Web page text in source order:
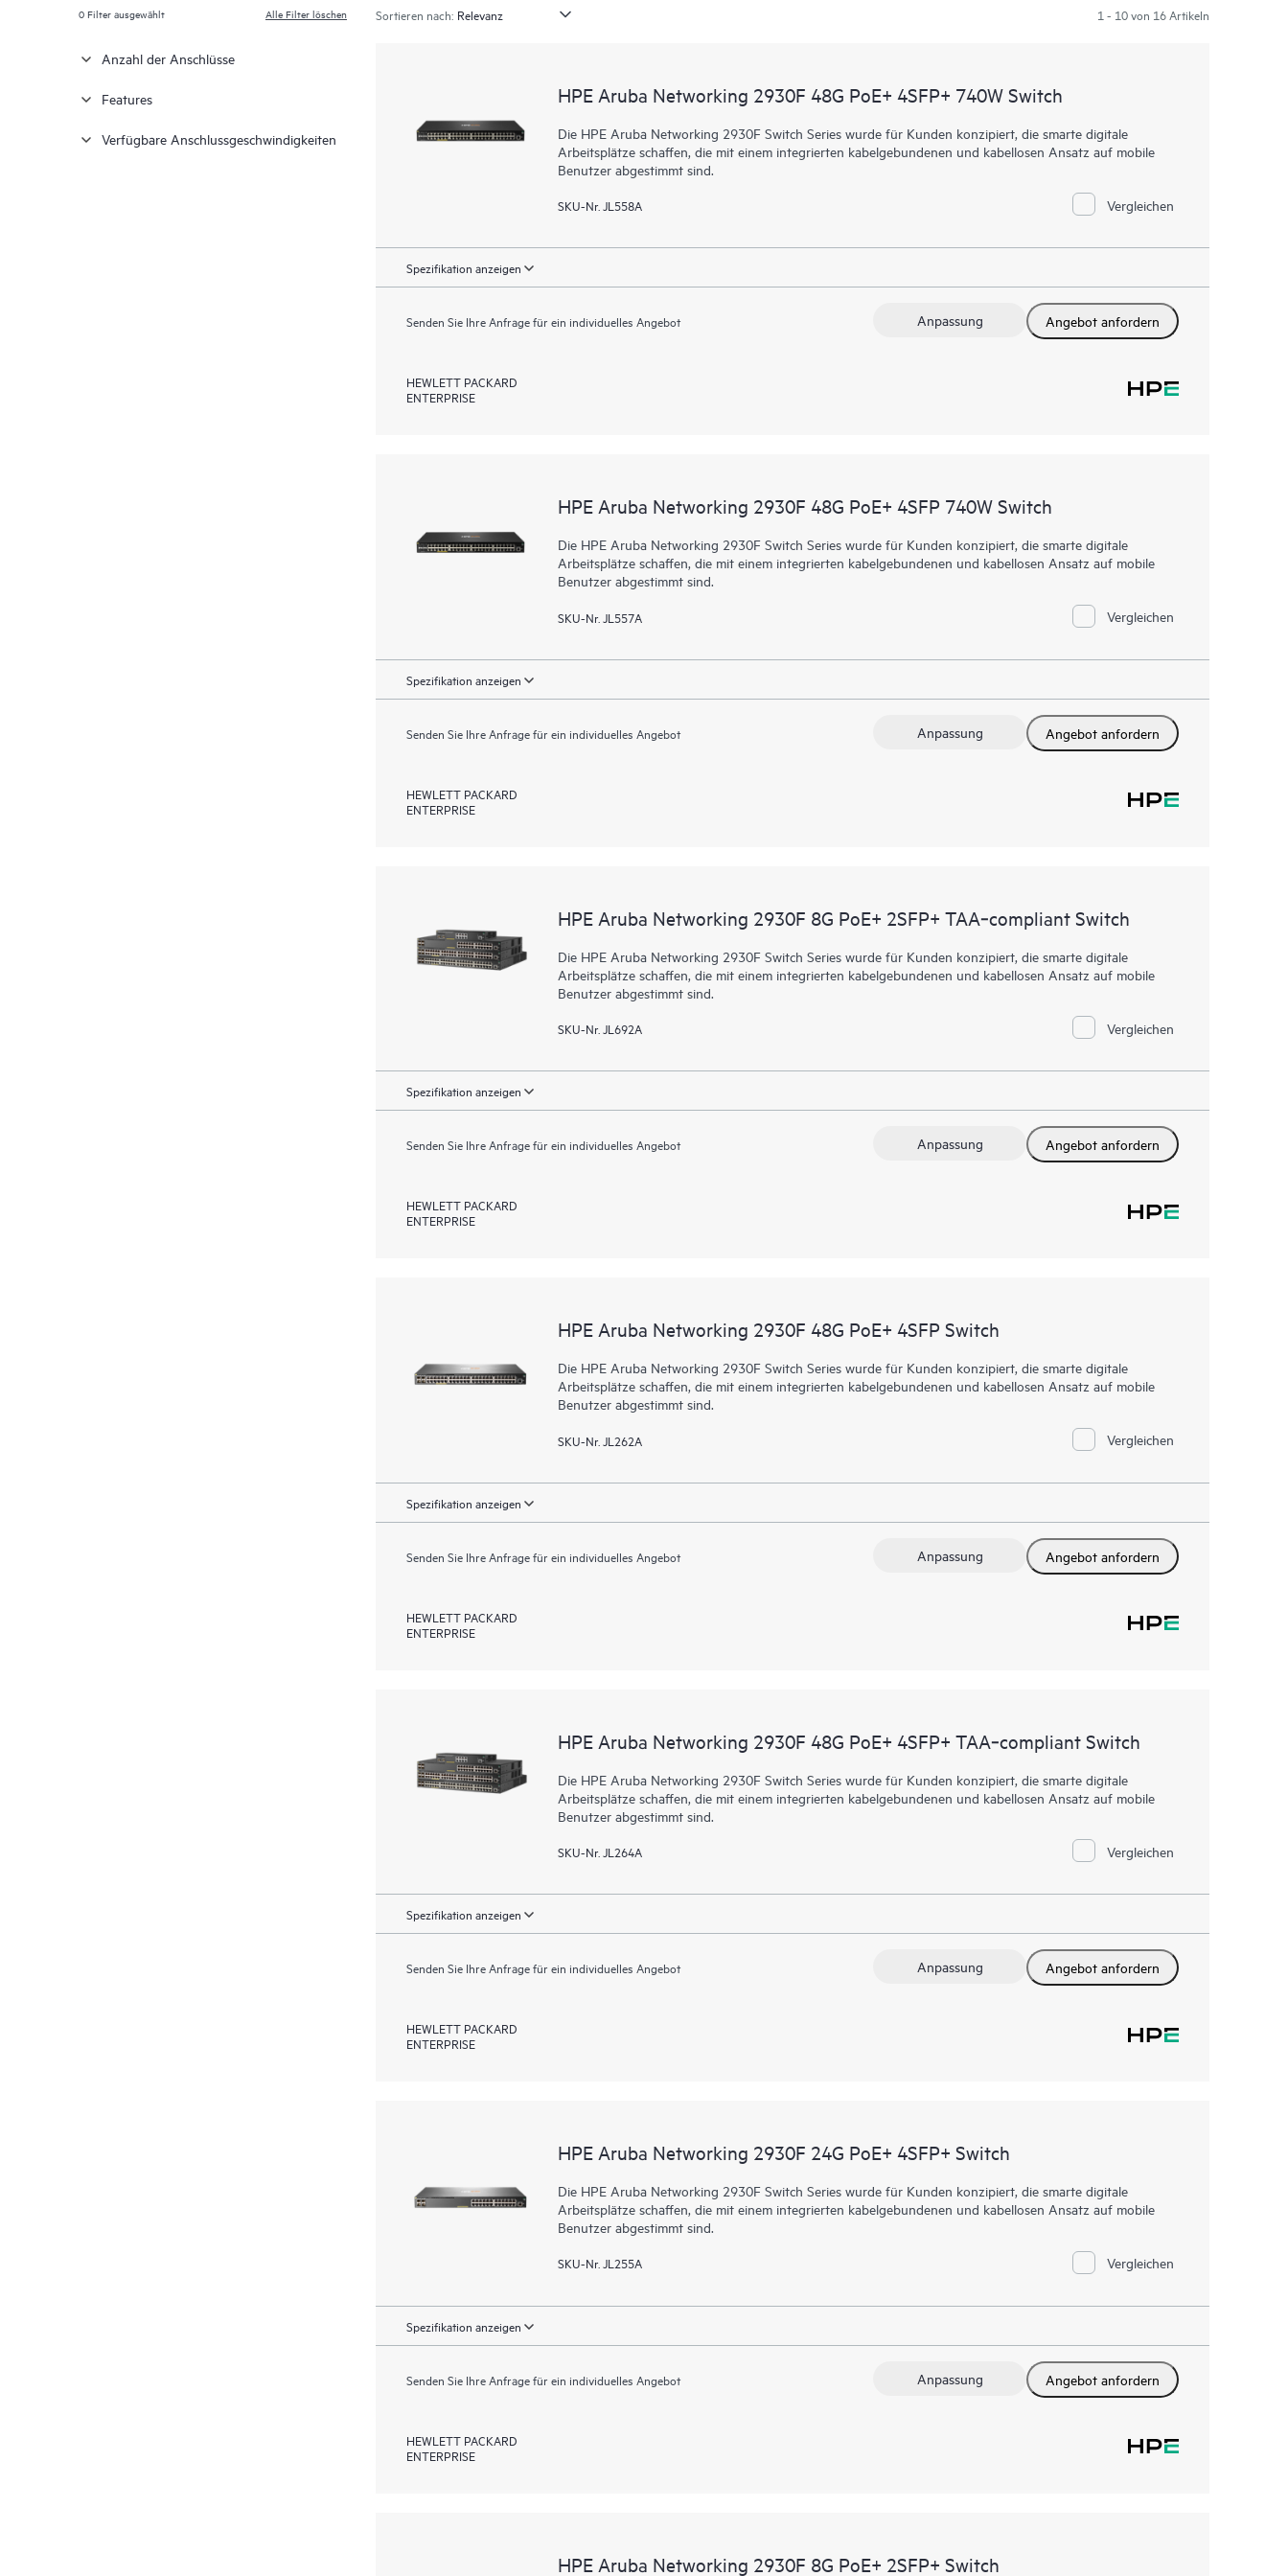
0Filter ausgewählt Alle Filter löschen
Anzahl der Anschlüsse
Features
Verfügbare Anschlussgeschwindigkeiten
Sortieren nach: 1 - 10 von 16 Artikeln
HPE Aruba Networking 2930F 48G PoE+ 4SFP+ 740W Switch
Die HPE Aruba Networking 2930F Switch Series wurde für Kunden konzipiert, die smarte digitale
Arbeitsplätze schaffen, die mit einem integrierten kabelgebundenen und kabellosen Ansatz auf mobile
Benutzer abgestimmt sind.
SKU-Nr. JL558A Vergleichen
Spezifikation anzeigen
Senden Sie Ihre Anfrage für ein individuelles Angebot Angebot anfordern
Anpassung
HEWLETT PACKARD
ENTERPRISE
HPE Aruba Networking 2930F 48G PoE+ 4SFP 740W Switch
Die HPE Aruba Networking 2930F Switch Series wurde für Kunden konzipiert, die smarte digitale
Arbeitsplätze schaffen, die mit einem integrierten kabelgebundenen und kabellosen Ansatz auf mobile
Benutzer abgestimmt sind.
SKU-Nr. JL557A Vergleichen
Spezifikation anzeigen
Senden Sie Ihre Anfrage für ein individuelles Angebot Angebot anfordern
Anpassung
HEWLETT PACKARD
ENTERPRISE
HPE Aruba Networking 2930F 8G PoE+ 2SFP+ TAA‑compliant Switch
Die HPE Aruba Networking 2930F Switch Series wurde für Kunden konzipiert, die smarte digitale
Arbeitsplätze schaffen, die mit einem integrierten kabelgebundenen und kabellosen Ansatz auf mobile
Benutzer abgestimmt sind.
SKU-Nr. JL692A Vergleichen
Spezifikation anzeigen
Senden Sie Ihre Anfrage für ein individuelles Angebot Angebot anfordern
Anpassung
HEWLETT PACKARD
ENTERPRISE
HPE Aruba Networking 2930F 48G PoE+ 4SFP Switch
Die HPE Aruba Networking 2930F Switch Series wurde für Kunden konzipiert, die smarte digitale
Arbeitsplätze schaffen, die mit einem integrierten kabelgebundenen und kabellosen Ansatz auf mobile
Benutzer abgestimmt sind.
SKU-Nr. JL262A Vergleichen
Spezifikation anzeigen
Senden Sie Ihre Anfrage für ein individuelles Angebot Angebot anfordern
Anpassung
HEWLETT PACKARD
ENTERPRISE
HPE Aruba Networking 2930F 48G PoE+ 4SFP+ TAA‑compliant Switch
Die HPE Aruba Networking 2930F Switch Series wurde für Kunden konzipiert, die smarte digitale
Arbeitsplätze schaffen, die mit einem integrierten kabelgebundenen und kabellosen Ansatz auf mobile
Benutzer abgestimmt sind.
SKU-Nr. JL264A Vergleichen
Spezifikation anzeigen
Senden Sie Ihre Anfrage für ein individuelles Angebot Angebot anfordern
Anpassung
HEWLETT PACKARD
ENTERPRISE
HPE Aruba Networking 2930F 24G PoE+ 4SFP+ Switch
Die HPE Aruba Networking 2930F Switch Series wurde für Kunden konzipiert, die smarte digitale
Arbeitsplätze schaffen, die mit einem integrierten kabelgebundenen und kabellosen Ansatz auf mobile
Benutzer abgestimmt sind.
SKU-Nr. JL255A Vergleichen
Spezifikation anzeigen
Senden Sie Ihre Anfrage für ein individuelles Angebot Angebot anfordern
Anpassung
HEWLETT PACKARD
ENTERPRISE
HPE Aruba Networking 2930F 8G PoE+ 2SFP+ Switch